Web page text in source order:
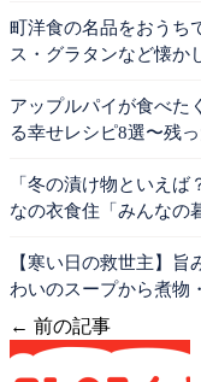
町洋食の名品をおうち
ス・グラタンなど懐か
アップルパイが食べた
る幸せレシピ8選〜残
「冬の漬け物といえ
なの衣食住「みんなの
【寒い日の救世主】
わいのスープから煮物
← 前の記事